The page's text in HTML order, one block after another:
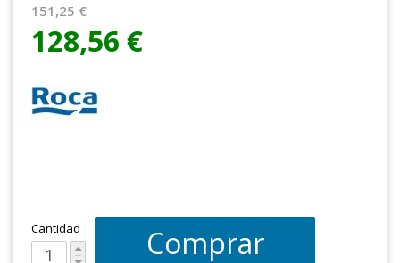
151,25 €
128,56 €
Cantidad Comprar